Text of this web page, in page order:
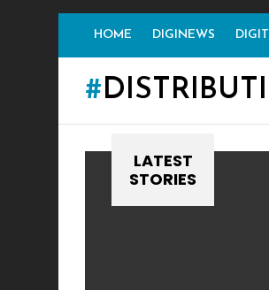
HOME DIGINEWS
LATEST
STORIES